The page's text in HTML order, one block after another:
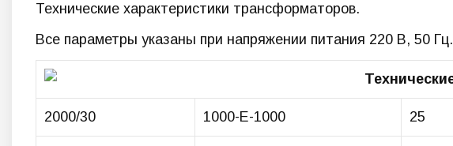
Технические характеристики трансформаторов.
Все параметры указаны при напряжении питания 220 В, 50 Гц.
2000/30 1000-E-1000 25